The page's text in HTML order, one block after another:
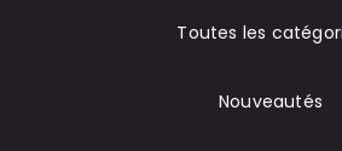
Toutes les
Nouveautés